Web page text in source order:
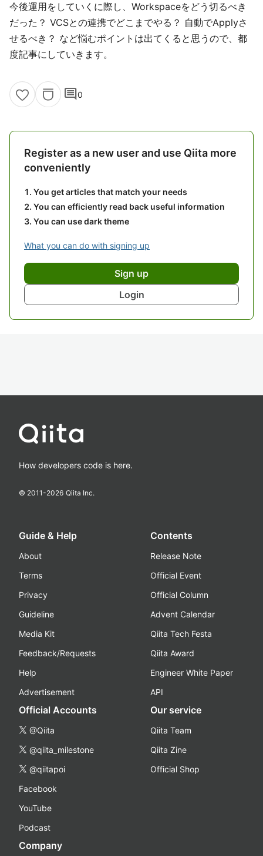
今後運用をしていくに際し、Workspaceをどう切るべき
だった？ VCSとの連携でどこまでやる？ 自動でApplyさ
せるべき？ など悩むポイントは出てくると思うので、都
度記事にしていきます。
comment0
Register as a new user and use Qiita more
conveniently
You get articles that match your needs
You can efficiently read back useful information
You can use dark theme
What you can do with signing up
Sign up
Login
How developers code is here.
© 2011-2026 Qiita Inc.
Guide & Help
About
Terms
Privacy
Guideline
Media Kit
Feedback/Requests
Help
Advertisement
Contents
Release Note
Official Event
Official Column
Advent Calendar
Qiita Tech Festa
Qiita Award
Engineer White Paper
API
Official Accounts
@Qiita
@qiita_milestone
@qiitapoi
Facebook
YouTube
Podcast
Our service
Qiita Team
Qiita Zine
Official Shop
Company